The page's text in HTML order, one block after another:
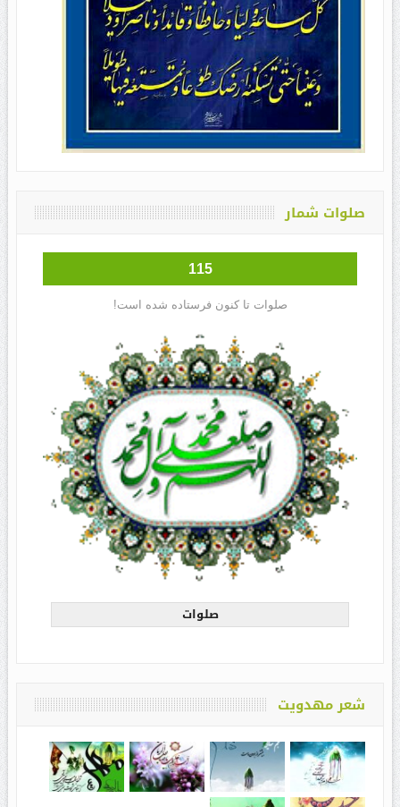
صلوات شمار
115
صلوات تا کنون فرستاده شده است!
صلوات
شعر مهدویت